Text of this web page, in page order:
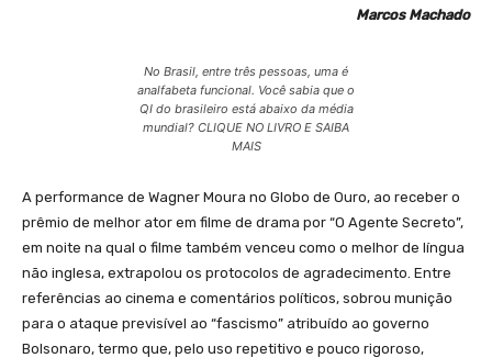
Marcos Machado
No Brasil, entre três pessoas, uma é
analfabeta funcional. Você sabia que o
QI do brasileiro está abaixo da média
mundial? CLIQUE NO LIVRO E SAIBA
MAIS
A performance de Wagner Moura no Globo de Ouro, ao receber o
prêmio de melhor ator em filme de drama por “O Agente Secreto”,
em noite na qual o filme também venceu como o melhor de língua
não inglesa, extrapolou os protocolos de agradecimento. Entre
referências ao cinema e comentários políticos, sobrou munição
para o ataque previsível ao “fascismo” atribuído ao governo
Bolsonaro, termo que, pelo uso repetitivo e pouco rigoroso,